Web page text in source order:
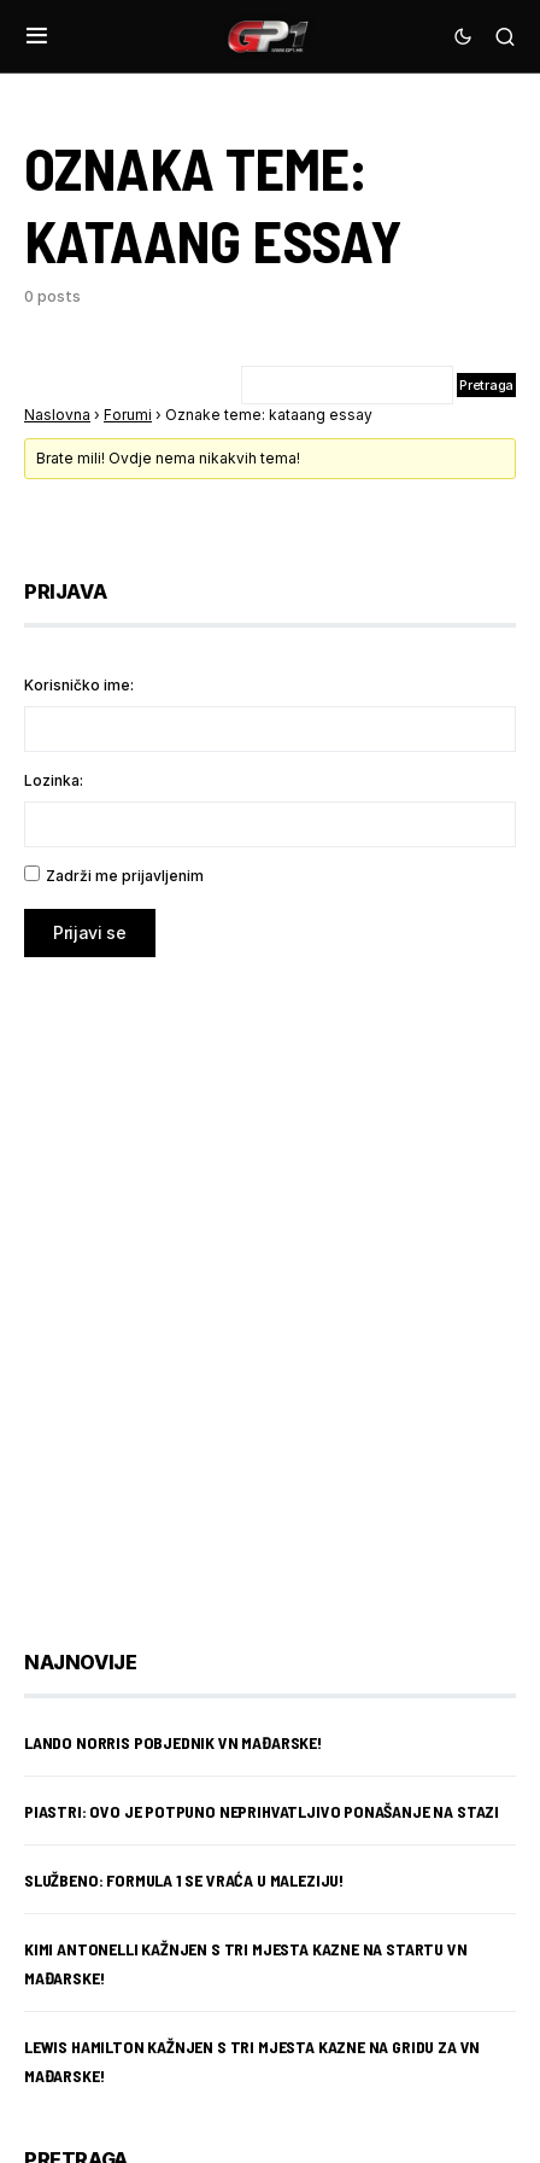
OZNAKA TEME:
KATAANG ESSAY
0 posts
Naslovna › Forumi › Oznake teme: kataang essay
Brate mili! Ovdje nema nikakvih tema!
PRIJAVA
Korisničko ime:
Lozinka:
Zadrži me prijavljenim
Prijavi se
NAJNOVIJE
LANDO NORRIS POBJEDNIK VN MAĐARSKE!
PIASTRI: OVO JE POTPUNO NEPRIHVATLJIVO PONAŠANJE NA STAZI
SLUŽBENO: FORMULA 1 SE VRAĆA U MALEZIJU!
KIMI ANTONELLI KAŽNJEN S TRI MJESTA KAZNE NA STARTU VN
MAĐARSKE!
LEWIS HAMILTON KAŽNJEN S TRI MJESTA KAZNE NA GRIDU ZA VN
MAĐARSKE!